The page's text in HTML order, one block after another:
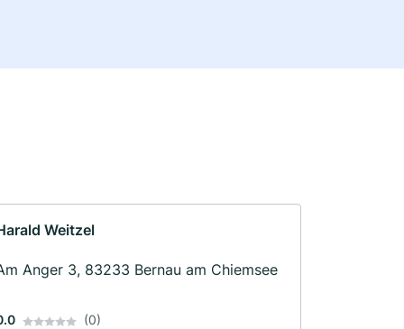
Weitzel
Anger 3, 83233 Bernau am Chiemsee
(0)